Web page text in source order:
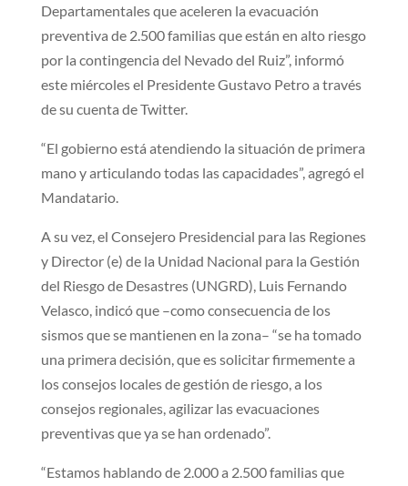
Departamentales que aceleren la evacuación
preventiva de 2.500 familias que están en alto riesgo
por la contingencia del Nevado del Ruiz”, informó
este miércoles el Presidente Gustavo Petro a través
de su cuenta de Twitter.
“El gobierno está atendiendo la situación de primera
mano y articulando todas las capacidades”, agregó el
Mandatario.
A su vez, el Consejero Presidencial para las Regiones
y Director (e) de la Unidad Nacional para la Gestión
del Riesgo de Desastres (UNGRD), Luis Fernando
Velasco, indicó que –como consecuencia de los
sismos que se mantienen en la zona– “se ha tomado
una primera decisión, que es solicitar firmemente a
los consejos locales de gestión de riesgo, a los
consejos regionales, agilizar las evacuaciones
preventivas que ya se han ordenado”.
“Estamos hablando de 2.000 a 2.500 familias que